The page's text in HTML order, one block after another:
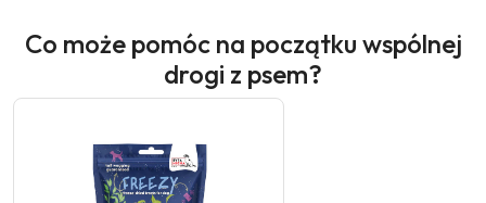
Co może pomóc na początku wspólnej
drogi z psem?